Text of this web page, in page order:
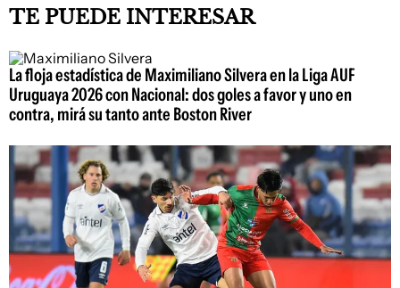
TE PUEDE INTERESAR
La floja estadística de Maximiliano Silvera en la Liga AUF
Uruguaya 2026 con Nacional: dos goles a favor y uno en
contra, mirá su tanto ante Boston River